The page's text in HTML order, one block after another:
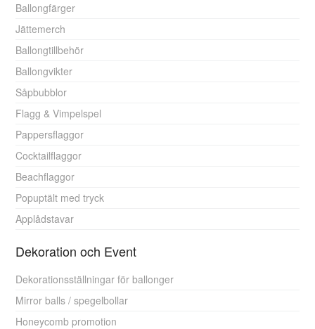
Ballongfärger
Jättemerch
Ballongtillbehör
Ballongvikter
Såpbubblor
Flagg & Vimpelspel
Pappersflaggor
Cocktailflaggor
Beachflaggor
Popuptält med tryck
Applådstavar
Dekoration och Event
Dekorationsställningar för ballonger
Mirror balls / spegelbollar
Honeycomb promotion